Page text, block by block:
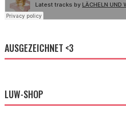
AUSGEZEICHNET <3
LUW-SHOP